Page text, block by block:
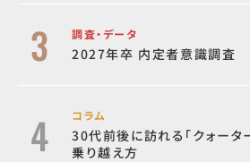
調査・データ
2027年卒 内定者意識調査
コラム
30代前後に訪れる「クォータ
乗り越え方